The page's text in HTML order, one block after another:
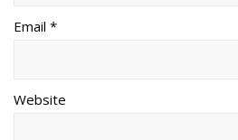
Email *
Website